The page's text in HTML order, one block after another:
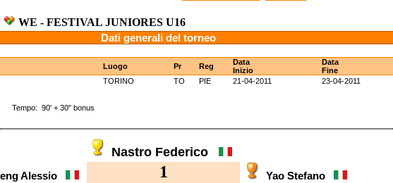
WE - FESTIVAL JUNIORES U16
Dati generali del torneo
Luogo Pr Reg
Data
Inizio
Data
Fine
TORINO
TO PIE 21-04-2011 23-04-2011
Tempo: 90' + 30" bonus
Nastro Federico
Alessio 1 Yao Stefano